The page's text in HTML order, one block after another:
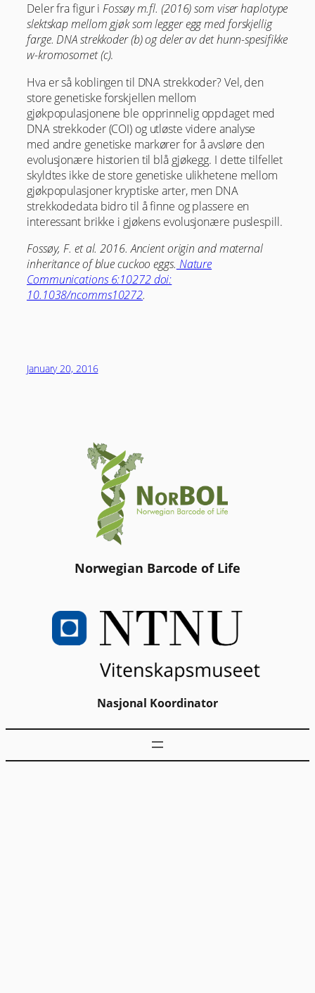
Deler fra figur i Fossøy m.fl. (2016) som viser haplotype
slektskap mellom gjøk som legger egg med forskjellig
farge. DNA strekkoder (b) og deler av det hunn-spesifikke
w-kromosomet (c).
Hva er så koblingen til DNA strekkoder? Vel, den
store genetiske forskjellen mellom
gjøkpopulasjonene ble opprinnelig oppdaget med
DNA strekkoder (COI) og utløste videre analyse
med andre genetiske markører for å avsløre den
evolusjonære historien til blå gjøkegg. I dette tilfellet
skyldtes ikke de store genetiske ulikhetene mellom
gjøkpopulasjoner kryptiske arter, men DNA
strekkodedata bidro til å finne og plassere en
interessant brikke i gjøkens evolusjonære puslespill.
Fossøy, F. et al. 2016. Ancient origin and maternal
inheritance of blue cuckoo eggs. Nature
Communications 6:10272 doi:
10.1038/ncomms10272.
January 20, 2016
Norwegian Barcode of Life
Nasjonal Koordinator